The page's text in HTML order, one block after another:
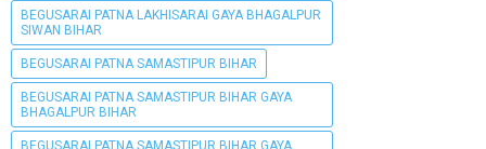
BEGUSARAI PATNA LAKHISARAI GAYA BHAGALPUR
SIWAN BIHAR
BEGUSARAI PATNA SAMASTIPUR BIHAR
BEGUSARAI PATNA SAMASTIPUR BIHAR GAYA
BHAGALPUR BIHAR
BEGUSARAI PATNA SAMASTIPUR BIHAR GAYA